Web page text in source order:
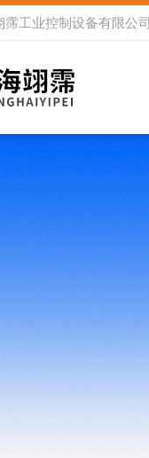
霈工业控制设备有限公司